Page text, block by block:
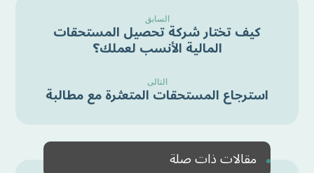
السابق
كيف تختار شركة تحصيل المستحقات
المالية الأنسب لعملك؟
التالى
استرجاع المستحقات المتعثرة مع مطالبة
مقالات ذات صلة